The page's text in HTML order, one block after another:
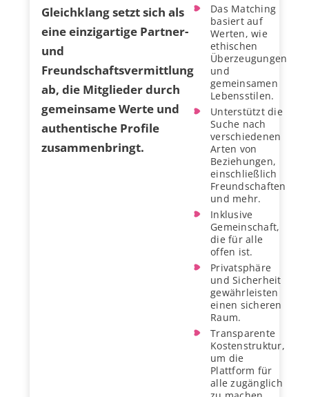
Gleichklang setzt sich als
eine einzigartige Partner-
und
Freundschaftsvermittlung
ab, die Mitglieder durch
gemeinsame Werte und
authentische Profile
zusammenbringt.
Das Matching
basiert auf
Werten, wie
ethischen
Überzeugungen
und
gemeinsamen
Lebensstilen.
Unterstützt die
Suche nach
verschiedenen
Arten von
Beziehungen,
einschließlich
Freundschaften
und mehr.
Inklusive
Gemeinschaft,
die für alle
offen ist.
Privatsphäre
und Sicherheit
gewährleisten
einen sicheren
Raum.
Transparente
Kostenstruktur,
um die
Plattform für
alle zugänglich